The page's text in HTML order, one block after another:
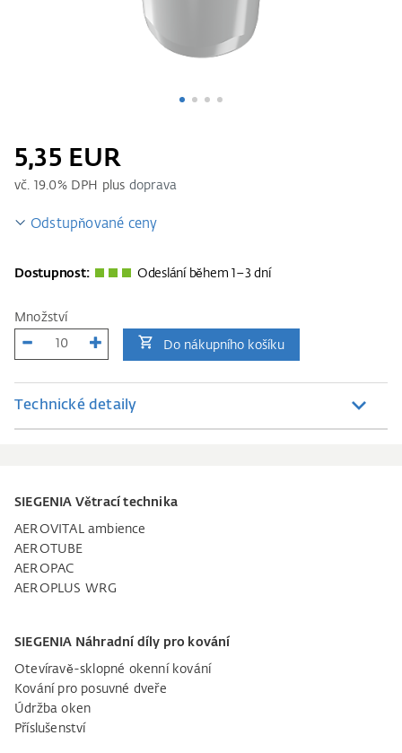
5,35 EUR
vč. 19.0% DPH plus doprava
Odstupňované ceny
Dostupnost: Odeslání během 1–3 dní
Množství
Do nákupního košíku
Technické detaily
SIEGENIA Větrací technika
AEROVITAL ambience
AEROTUBE
AEROPAC
AEROPLUS WRG
SIEGENIA Náhradní díly pro kování
Otevíravě-sklopné okenní kování
Kování pro posuvné dveře
Údržba oken
Příslušenství